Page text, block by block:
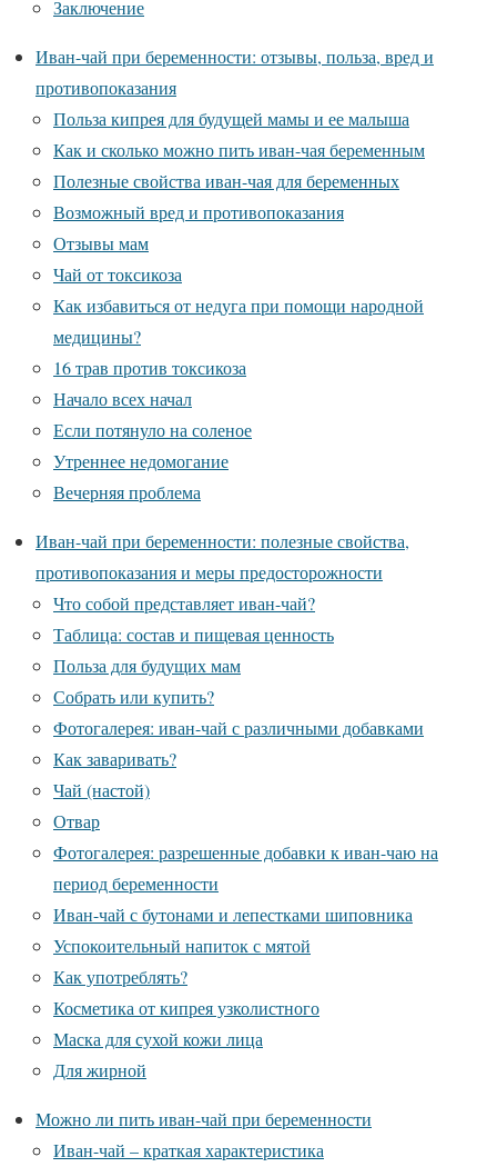
Заключение
Иван-чай при беременности: отзывы, польза, вред и
противопоказания
Польза кипрея для будущей мамы и ее малыша
Как и сколько можно пить иван-чая беременным
Полезные свойства иван-чая для беременных
Возможный вред и противопоказания
Отзывы мам
Чай от токсикоза
Как избавиться от недуга при помощи народной
медицины?
16 трав против токсикоза
Начало всех начал
Если потянуло на соленое
Утреннее недомогание
Вечерняя проблема
Иван-чай при беременности: полезные свойства,
противопоказания и меры предосторожности
Что собой представляет иван-чай?
Таблица: состав и пищевая ценность
Польза для будущих мам
Собрать или купить?
Фотогалерея: иван-чай с различными добавками
Как заваривать?
Чай (настой)
Отвар
Фотогалерея: разрешенные добавки к иван-чаю на
период беременности
Иван-чай с бутонами и лепестками шиповника
Успокоительный напиток с мятой
Как употреблять?
Косметика от кипрея узколистного
Маска для сухой кожи лица
Для жирной
Можно ли пить иван-чай при беременности
Иван-чай – краткая характеристика